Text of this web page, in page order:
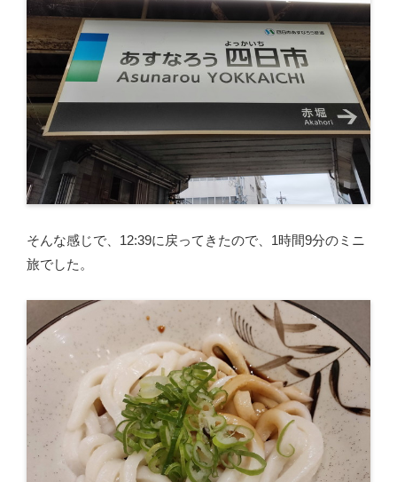
そんな感じで、12:39に戻ってきたので、1時間9分のミニ
旅でした。